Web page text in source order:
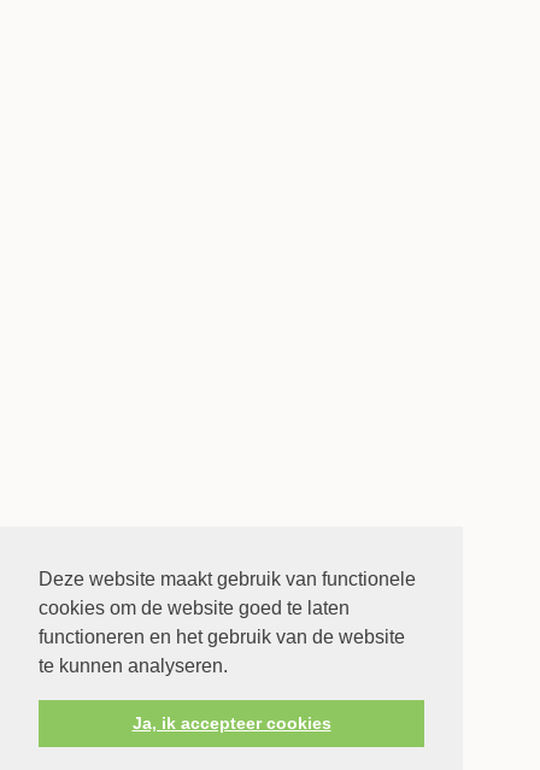
Deze website maakt gebruik van functionele
cookies om de website goed te laten
functioneren en het gebruik van de website
te kunnen analyseren.
Ja, ik accepteer cookies